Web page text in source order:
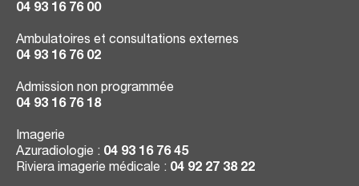
04 93 16 76 00
Ambulatoires et consultations externes
04 93 16 76 02
Admission non programmée
04 93 16 76 18
Imagerie
Azuradiologie : 04 93 16 76 45
Riviera imagerie médicale : 04 92 27 38 22